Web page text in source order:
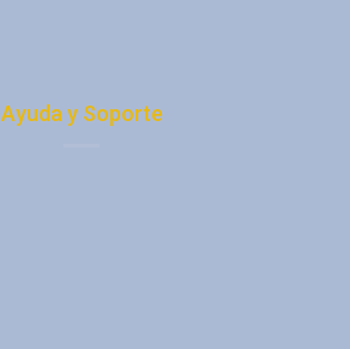
Ayuda y Soporte